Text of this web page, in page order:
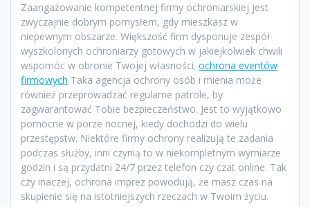
Zaangażowanie kompetentnej firmy ochroniarskiej jest
zwyczajnie dobrym pomysłem, gdy mieszkasz w
niepewnym obszarze. Większość firm dysponuje zespół
wyszkolonych ochroniarzy gotowych w jakiejkolwiek chwili
wspomóc w obronie Twojej własności. ochrona eventów
firmowych Taka agencja ochrony osób i mienia może
również przeprowadzać regularne patrole, by
zagwarantować Tobie bezpieczeństwo. Jest to wyjątkowo
pomocne w porze nocnej, kiedy dochodzi do wielu
przestępstw. Niektóre firmy ochrony realizują te zadania
podczas służby, inni czynią to w niekompletnym wymiarze
godzin i są przydatni 24/7 przez telefon czy czat online. Tak
czy inaczej, ochrona imprez powodują, że masz czas na
skupienie się na istotniejszych rzeczach w Twoim życiu.